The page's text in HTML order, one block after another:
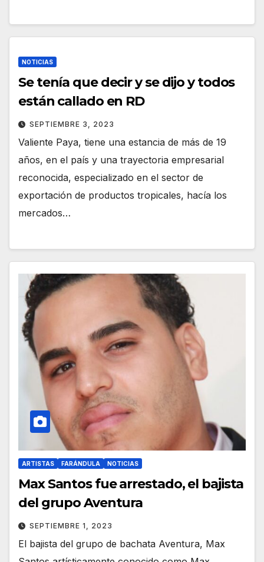
NOTICIAS
Se tenía que decir y se dijo y todos
están callado en RD
SEPTIEMBRE 3, 2023
Valiente Paya, tiene una estancia de más de 19
años, en el país y una trayectoria empresarial
reconocida, especializado en el sector de
exportación de productos tropicales, hacía los
mercados…
ARTISTAS FARÁNDULA NOTICIAS
Max Santos fue arrestado, el bajista
del grupo Aventura
SEPTIEMBRE 1, 2023
El bajista del grupo de bachata Aventura, Max